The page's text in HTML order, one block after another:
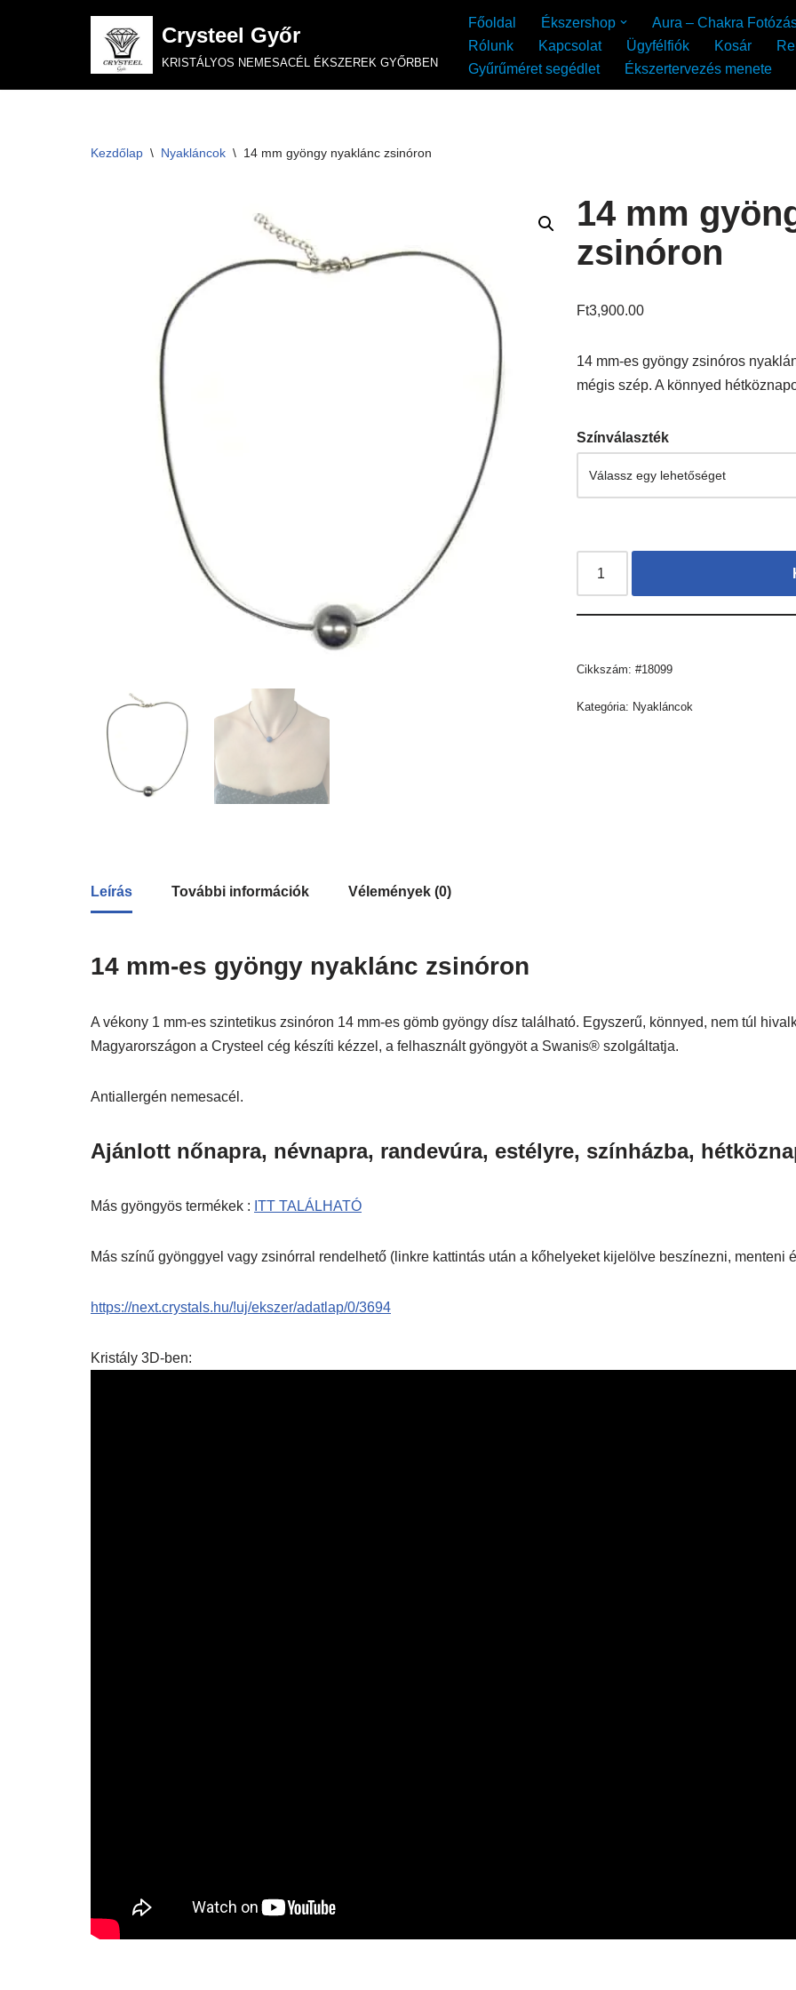
Crysteel Győr
KRISTÁLYOS NEMESACÉL ÉKSZEREK GYŐRBEN
Főoldal Ékszershop Aura – Chakra
Rólunk
Kapcsolat Ügyfélfiók Kosár
Gyűrűméret segédlet
Ékszertervezés menete
Kezdőlap \ Nyakláncok \ 14 mm gyöngy nyaklánc zsinóron
14 mm
zsinóron
Ft3,900.00
14 mm-es gyöngy zsinóros
mégis szép. A könnyed
Színválaszték
Cikkszám:#18099
Kategória: Nyakláncok
Leírás További információk Vélemények (0)
14 mm-es gyöngy nyaklánc zsinóron
A vékony 1 mm-es szintetikus zsinóron 14 mm-es gömb gyöngy dísz található. Egyszerű, könnyed, nem túl
Magyarországon a Crysteel cég készíti kézzel, a felhasznált gyöngyöt a Swanis® szolgáltatja.
Antiallergén nemesacél.
Ajánlott nőnapra, névnapra, randevúra, estélyre, színházba,
Más gyöngyös termékek : ITT TALÁLHATÓ
Más színű gyönggyel vagy zsinórral rendelhető (linkre kattintás után a kőhelyeket kijelölve beszínezni, menteni
https://next.crystals.hu/!uj/ekszer/adatlap/0/3694
Kristály 3D-ben: